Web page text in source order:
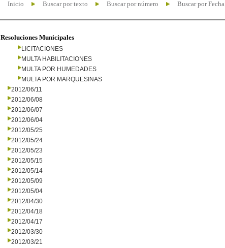
Inicio Buscar por texto Buscar por número Buscar por Fecha
Resoluciones Municipales
LICITACIONES
MULTA HABILITACIONES
MULTA POR HUMEDADES
MULTA POR MARQUESINAS
2012/06/11
2012/06/08
2012/06/07
2012/06/04
2012/05/25
2012/05/24
2012/05/23
2012/05/15
2012/05/14
2012/05/09
2012/05/04
2012/04/30
2012/04/18
2012/04/17
2012/03/30
2012/03/21